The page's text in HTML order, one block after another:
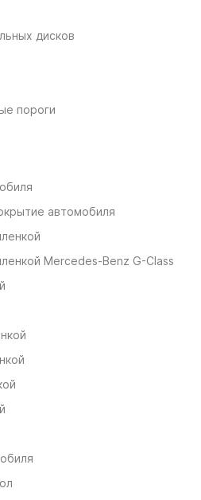
дисков
пороги
автомобиля
Mercedes-Benz G-Class